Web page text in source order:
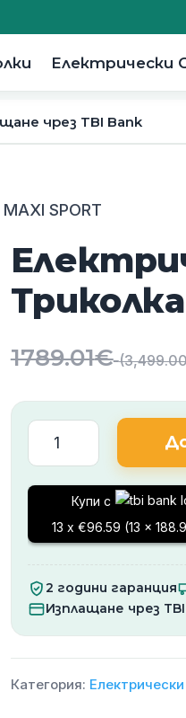
Електрически
чрез TBI Bank
SPORT
1789.01€
количество
за
Електрическа
Триколка
MAXI
Купи с
13 x €96.59 (13 x
2 години гаранция
Изплащане чрез
Категория: